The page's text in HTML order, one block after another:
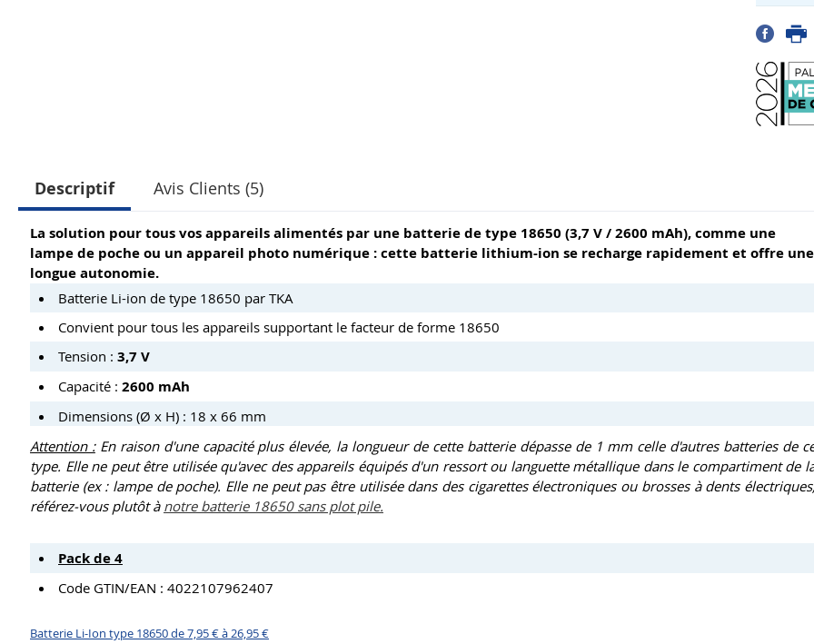
Descriptif Avis Clients (5)
La solution pour tous vos appareils alimentés par une batterie de type 18650 (3,7 V / 2600 mAh), comme une
lampe de poche ou un appareil photo numérique : cette batterie lithium-ion se recharge rapidement et offre une
longue autonomie.
Batterie Li-ion de type 18650 par TKA
Convient pour tous les appareils supportant le facteur de forme 18650
Tension : 3,7 V
Capacité : 2600 mAh
Dimensions (Ø x H) : 18 x 66 mm
Attention :En raison d'une capacité plus élevée, la longueur de cette batterie dépasse de 1 mm celle d'autres batteries de
type. Elle ne peut être utilisée qu'avec des appareils équipés d'un ressort ou languette métallique dans le compartiment de
batterie (ex : lampe de poche). Elle ne peut pas être utilisée dans des cigarettes électroniques ou brosses à dents
référez-vous plutôt à notre batterie 18650 sans plot pile.
Pack de 4
Code GTIN/EAN : 4022107962407
Batterie Li-Ion type 18650 de 7,95 € à 26,95 €